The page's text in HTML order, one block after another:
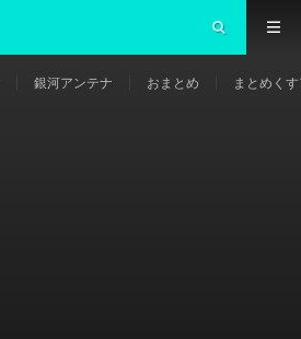
銀河アンテナ おまとめ まとめく